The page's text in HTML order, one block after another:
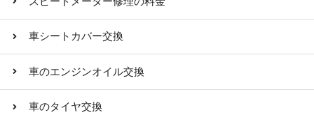
車シートカバー交換
車のエンジンオイル交換
車のタイヤ交換